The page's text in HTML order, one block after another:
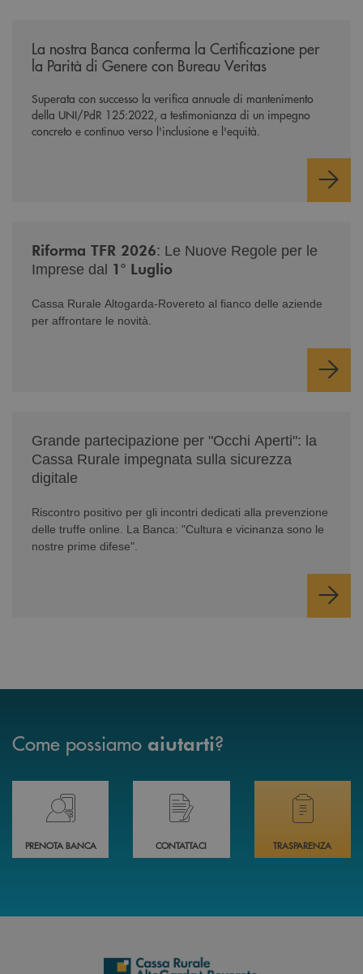
La nostra Banca conferma la Certificazione per
la Parità di Genere con Bureau Veritas
Superata con successo la verifica annuale di mantenimento
della UNI/PdR 125:2022, a testimonianza di un impegno
concreto e continuo verso l'inclusione e l'equità.
Riforma TFR 2026: Le Nuove Regole per le
Imprese dal 1° Luglio
Cassa Rurale Altogarda-Rovereto al fianco delle aziende
per affrontare le novità.
Grande partecipazione per "Occhi Aperti": la
Cassa Rurale impegnata sulla sicurezza
digitale
Riscontro positivo per gli incontri dedicati alla prevenzione
delle truffe online. La Banca: "Cultura e vicinanza sono le
nostre prime difese".
Come possiamo aiutarti?
Prenota il tuo appuntamento in Filiale direttamente da casa 24h su 24h
PRENOTA BANCA
Hai bisogno di assistenza immediata?
CONTATTACI
Hai bisogno di
TRASPARENZA